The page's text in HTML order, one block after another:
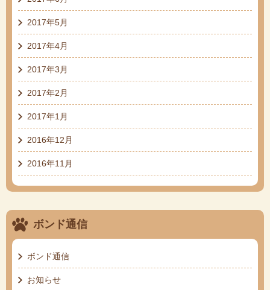
2017年5月
2017年4月
2017年3月
2017年2月
2017年1月
2016年12月
2016年11月
ボンド通信
ボンド通信
お知らせ